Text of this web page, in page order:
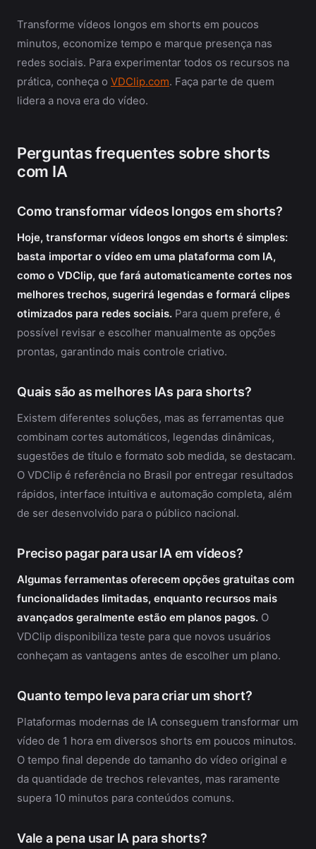
Transforme vídeos longos em shorts em poucos
minutos, economize tempo e marque presença nas
redes sociais. Para experimentar todos os recursos na
prática, conheça o VDClip.com. Faça parte de quem
lidera a nova era do vídeo.
Perguntas frequentes sobre shorts
com IA
Como transformar vídeos longos em shorts?
Hoje, transformar vídeos longos em shorts é simples:
basta importar o vídeo em uma plataforma com IA,
como o VDClip, que fará automaticamente cortes nos
melhores trechos, sugerirá legendas e formará clipes
otimizados para redes sociais. Para quem prefere, é
possível revisar e escolher manualmente as opções
prontas, garantindo mais controle criativo.
Quais são as melhores IAs para shorts?
Existem diferentes soluções, mas as ferramentas que
combinam cortes automáticos, legendas dinâmicas,
sugestões de título e formato sob medida, se destacam.
O VDClip é referência no Brasil por entregar resultados
rápidos, interface intuitiva e automação completa, além
de ser desenvolvido para o público nacional.
Preciso pagar para usar IA em vídeos?
Algumas ferramentas oferecem opções gratuitas com
funcionalidades limitadas, enquanto recursos mais
avançados geralmente estão em planos pagos. O
VDClip disponibiliza teste para que novos usuários
conheçam as vantagens antes de escolher um plano.
Quanto tempo leva para criar um short?
Plataformas modernas de IA conseguem transformar um
vídeo de 1 hora em diversos shorts em poucos minutos.
O tempo final depende do tamanho do vídeo original e
da quantidade de trechos relevantes, mas raramente
supera 10 minutos para conteúdos comuns.
Vale a pena usar IA para shorts?